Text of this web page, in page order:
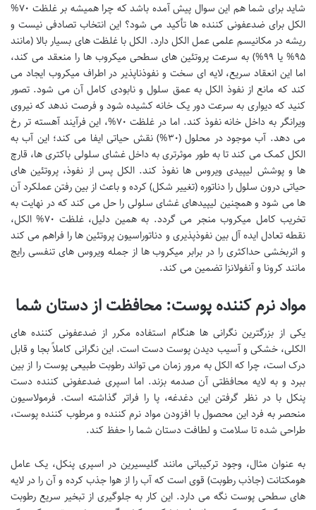
شاید برای شما هم این سوال پیش آمده باشد که چرا همیشه بر غلظت ۷۰%
الکل برای ضدعفونی کننده ها تأکید می شود؟ این انتخاب تصادفی نیست و
ریشه در مکانیسم علمی عمل الکل دارد. الکل با غلظت های بسیار بالا (مانند
۹۵% یا ۹۹%) به سرعت پروتئین های سطحی میکروب ها را منعقد می کند،
اما این انعقاد سریع، لایه ای سخت و نفوذناپذیر در اطراف میکروب ایجاد می
کند که مانع از نفوذ الکل به عمق سلول و نابودی کامل آن می شود. تصور
کنید که دیواری به سرعت دور یک خانه کشیده شود و فرصت ندهد که نیروی
ویرانگر به داخل خانه نفوذ کند. اما در غلظت ۷۰%، این فرآیند آهسته تر رخ
می دهد. آب موجود در محلول (۳۰%) نقش حیاتی ایفا می کند؛ این آب به
الکل کمک می کند تا به طور موثرتری به داخل غشای سلولی باکتری ها، قارچ
ها و پوشش لیپیدی ویروس ها نفوذ کند. الکل پس از نفوذ، پروتئین های
حیاتی درون سلول را دناتوره (تغییر شکل) کرده و باعث از بین رفتن عملکرد آن
ها می شود و همچنین لیپیدهای غشای سلولی را حل می کند که در نهایت به
تخریب کامل میکروب منجر می گردد. به همین دلیل، غلظت ۷۰% الکل،
نقطه تعادل ایده آل بین نفوذپذیری و دناتوراسیون پروتئین ها را فراهم می کند
و اثربخشی حداکثری را در برابر میکروب ها از جمله ویروس های تنفسی رایج
مانند کرونا و آنفولانزا تضمین می کند.
مواد نرم کننده پوست: محافظت از دستان شما
یکی از بزرگترین نگرانی ها هنگام استفاده مکرر از ضدعفونی کننده های
الکلی، خشکی و آسیب دیدن پوست دست است. این نگرانی کاملاً بجا و قابل
درک است، چرا که الکل به مرور زمان می تواند رطوبت طبیعی پوست را از بین
ببرد و به لایه محافظتی آن صدمه بزند. اما اسپری ضدعفونی کننده دست
پنکل با در نظر گرفتن این دغدغه، پا را فراتر گذاشته است. فرمولاسیون
منحصر به فرد این محصول با افزودن مواد نرم کننده و مرطوب کننده پوست،
طراحی شده تا سلامت و لطافت دستان شما را حفظ کند.
به عنوان مثال، وجود ترکیباتی مانند گلیسیرین در اسپری پنکل، یک عامل
هومکتانت (جاذب رطوبت) قوی است که آب را از هوا جذب کرده و آن را در لایه
های سطحی پوست نگه می دارد. این کار به جلوگیری از تبخیر سریع رطوبت